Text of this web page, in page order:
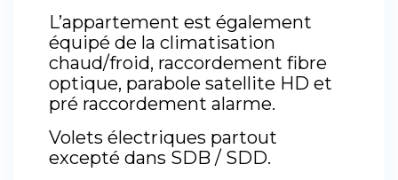
L’appartement est également
équipé de la climatisation
chaud/froid, raccordement fibre
optique, parabole satellite HD et
pré raccordement alarme.
Volets électriques partout
excepté dans SDB / SDD.